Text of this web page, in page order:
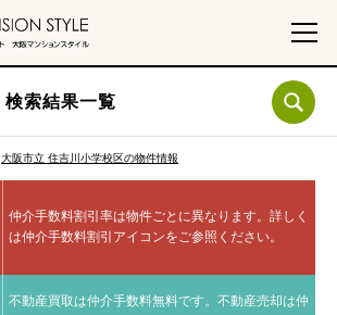
検索結果一覧
大阪市立 住吉川小学校区の物件情報
仲介手数料割引率は物件ごとに異なります。 詳しく
は仲介手数料割引アイコンをご参照ください。
不動産買取は仲介手数料無料です。 不動産売却は仲